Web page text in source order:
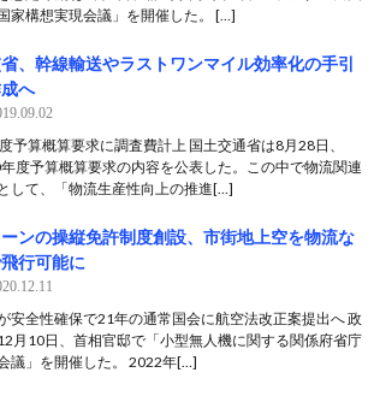
家構想実現会議」を開催した。 […]
、幹線輸送やラストワンマイル効率化の手引
へ
予算概算要求に調査費計上 国土交通省は8月28日、
度予算概算要求の内容を公表した。この中で物流関連
して、「物流生産性向上の推進[…]
ーンの操縦免許制度創設、市街地上空を物流な
行可能に
安全性確保で21年の通常国会に航空法改正案提出へ 政
月10日、首相官邸で「小型無人機に関する関係府省庁
議」を開催した。 2022年[…]